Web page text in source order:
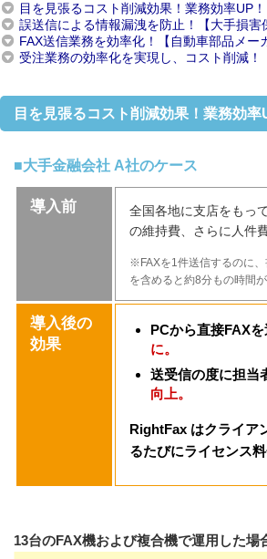
目を見張るコスト削減効果！業務効率UP！
誤送信による情報漏洩を防止！【大手損害
FAX送信業務を効率化！【自動車部品メー
受注業務の効率化を実現し、コスト削減！
目を見張るコスト削減効果！業務効率
■大手金融会社 A社のケース
導入前
全国各地に支店をもっ
の維持費、さらに人件
※FAXを1件送信するのに
を含めると約8分もの時間
導入後の
効果
PCから直接FAXを
に。
送受信の度に担当
向上。
RightFax はクライア
るたびにライセンス
13台のFAX機および複合機で運用した場